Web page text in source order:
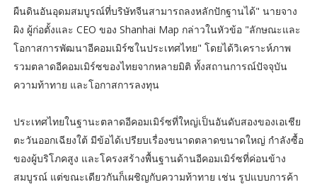
ผืนดินอันอุดมสมบูรณ์ที่บริษัทจีนสามารถลงหลักปักฐานได้" นายจาง
ผิง ผู้ก่อตั้งและ CEO ของ Shanhai Map กล่าวในหัวข้อ "ลักษณะและ
โอกาสการพัฒนาอีคอมเมิร์ซในประเทศไทย" โดยได้วิเคราะห์ภาพ
รวมตลาดอีคอมเมิร์ซของไทยจากหลายมิติ ทั้งสถานการณ์ปัจจุบัน
ความท้าทาย และโอกาสการลงทุน
ประเทศไทยในฐานะตลาดอีคอมเมิร์ซที่ใหญ่เป็นอันดับสองของเอเชีย
ตะวันออกเฉียงใต้ มีข้อได้เปรียบเรื่องขนาดตลาดขนาดใหญ่ กำลังซื้อ
ของผู้บริโภคสูง และโครงสร้างพื้นฐานด้านอีคอมเมิร์ซที่ค่อนข้าง
สมบูรณ์ แต่ขณะเดียวกันก็เผชิญกับความท้าทาย เช่น รูปแบบการค้า